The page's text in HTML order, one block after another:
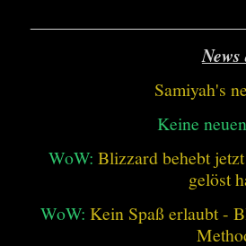
Samiyah's
Keine
WoW: Blizzard behebt
gelöst
WoW: Kein Spaß erlaubt -